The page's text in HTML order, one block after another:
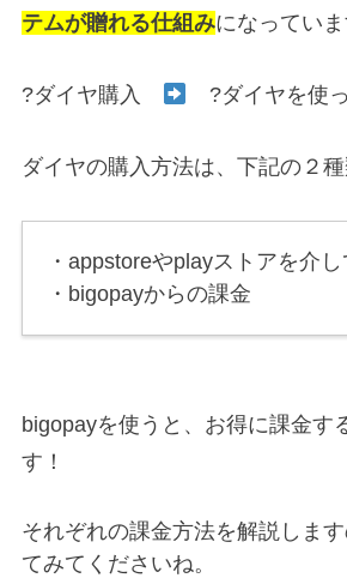
テムが贈れる仕組みになっていま
?ダイヤ購入 ?ダイヤを使
ダイヤの購入方法は、下記の２種
・appstoreやplayストアを介
・bigopayからの課金
bigopayを使うと、お得に課金す
す！
それぞれの課金方法を解説しま
てみてくださいね。